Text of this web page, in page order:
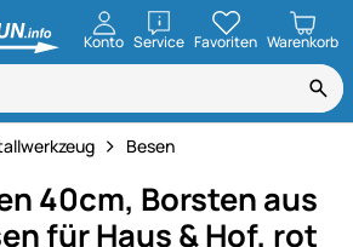
Konto ServiceöffnenFavoriten Warenkorb
Besen
40cm, Borsten aus
für Haus & Hof, rot